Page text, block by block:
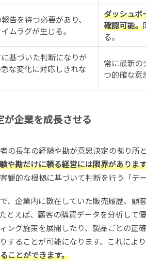
告を待つ必要があり、
ムラグが生じる。
ダッシュボ
確認可能。
る。
基づいた判断になりが
な変化に対応しきれな
常に最新の
つ的確な意
企業を成長させる
の長年の経験や勘が意思決定の拠り所
や勘だけに頼る経営には限界がありま
観的な根拠に基づいて判断を行う「デ
、企業内に散在していた販売履歴、顧
とえば、顧客の購買データを分析して
ング施策を展開したり、製品ごとの正
ることが可能になります。これにより
ことができます。